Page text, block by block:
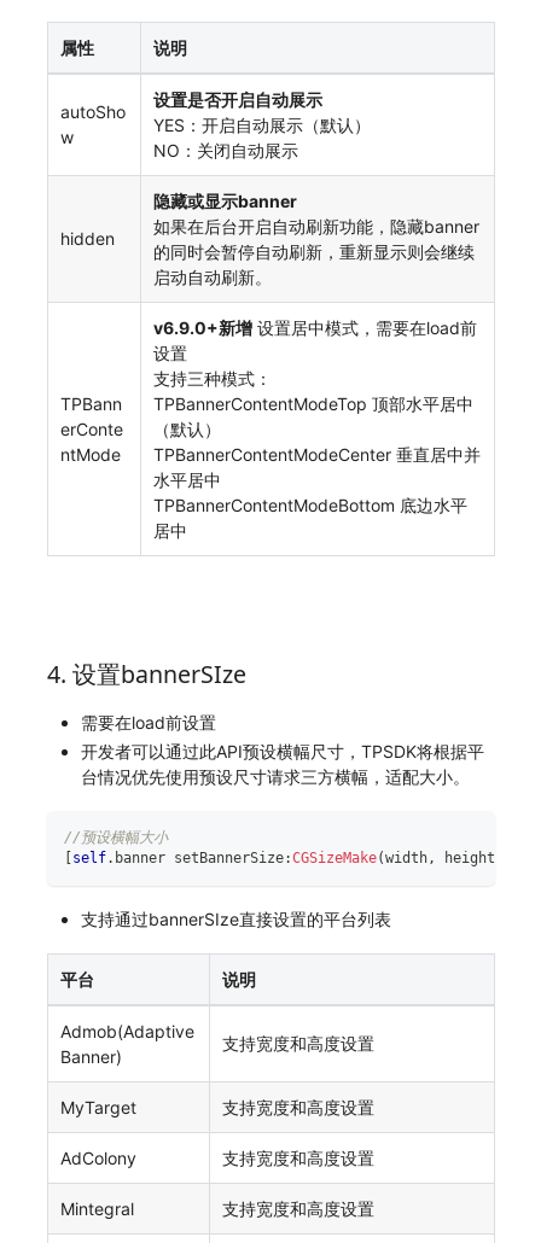
属性 说明
autoSho
w
设置是否开启自动展示
YES：开启自动展示（默认）
NO：关闭自动展示
hidden
隐藏或显示banner
如果在后台开启自动刷新功能，隐藏banner
的同时会暂停自动刷新，重新显示则会继续
启动自动刷新。
TPBann
erConte
ntMode
v6.9.0+新增 设置居中模式，需要在load前
设置
支持三种模式：
TPBannerContentModeTop 顶部水平居中
（默认）
TPBannerContentModeCenter 垂直居中并
水平居中
TPBannerContentModeBottom 底边水平
居中
4. 设置bannerSIze
需要在load前设置
开发者可以通过此API预设横幅尺寸，TPSDK将根据平
台情况优先使用预设尺寸请求三方横幅，适配大小。
//预设横幅大小
[self. banner setBannerSize:CGSizeMake(width, height
支持通过bannerSIze直接设置的平台列表
平台 说明
Admob(Adaptive
Banner)
支持宽度和高度设置
MyTarget 支持宽度和高度设置
AdColony 支持宽度和高度设置
Mintegral 支持宽度和高度设置